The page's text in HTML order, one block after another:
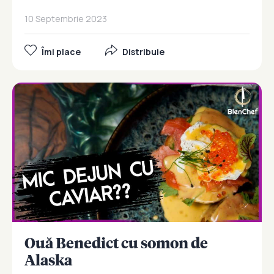
10 Septembrie 2023
Îmi place Distribuie
Ouă Benedict cu somon de
Alaska